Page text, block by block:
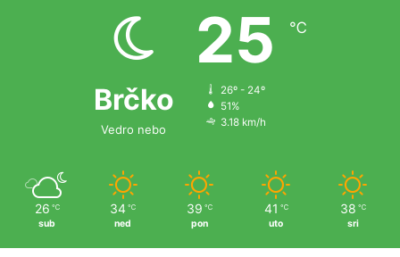
Brčko
Vedro nebo
25 ℃
26º - 24º
51%
3.18 km/h
26 ℃
sub
34 ℃
ned
39 ℃
pon
41 ℃
uto
38 ℃
sri